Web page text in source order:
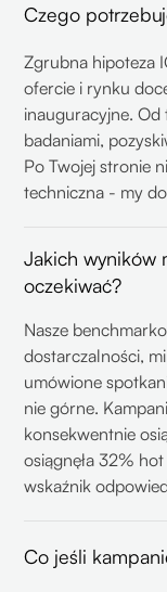
Czego
Zgrubna hipoteza
ofercie i rynku
inauguracyjne. Od
badaniami,
Po Twojej stronie
techniczna - my
Jakich wyników
oczekiwać?
Nasze
dostarczalności,
umówione
nie górne.
konsekwentnie
osiągnęła 32%
wskaźnik
Co jeśli